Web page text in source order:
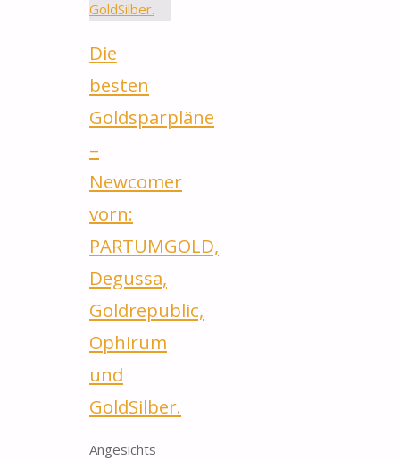
Die
besten
Goldsparpläne
–
Newcomer
vorn:
PARTUMGOLD,
Degussa,
Goldrepublic,
Ophirum
und
GoldSilber.
Angesichts